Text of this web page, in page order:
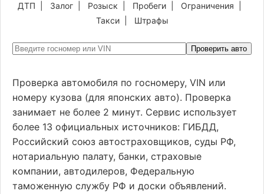
ДТП Залог Розыск Пробеги Ограничения
Такси| Штрафы
Проверить авто
Проверка автомобиля по госномеру, VIN или
номеру кузова (для японских авто). Проверка
занимает не более 2 минут. Сервис использует
более 13 официальных источников: ГИБДД,
Российский союз автостраховщиков, суды РФ,
нотариальную палату, банки, страховые
компании, автодилеров, Федеральную
таможенную службу РФ и доски объявлений.